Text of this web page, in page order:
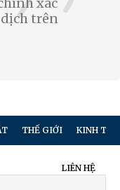
trên
THẾ GIỚI KINH TẾ
LIÊN HỆ